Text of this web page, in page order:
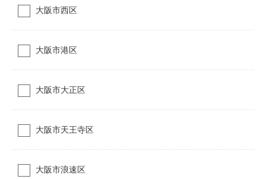
大阪市西区
大阪市港区
大阪市大正区
大阪市天王寺区
大阪市浪速区